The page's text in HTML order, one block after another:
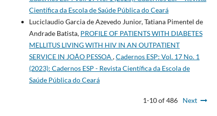
Cientí­fica da Escola de Saúde Pública do Ceará
Luciclaudio Garcia de Azevedo Junior, Tatiana Pimentel de
Andrade Batista, PROFILE OF PATIENTS WITH DIABETES
MELLITUS LIVING WITH HIV IN AN OUTPATIENT
SERVICE IN JOÃO PESSOA ,Cadernos ESP: Vol. 17 No. 1
(2023): Cadernos ESP - Revista Cientí­fica da Escola de
Saúde Pública do Ceará
1-10 of 486 Next